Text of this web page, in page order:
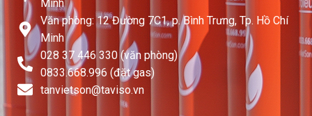
Minh
Văn phòng: 12 Đường 7C1, p. Bình Trưng, Tp. Hồ Chí
Minh
028 37 446 330 (văn phòng)
0833.668.996 (đặt gas)
tanvietson@taviso.vn​